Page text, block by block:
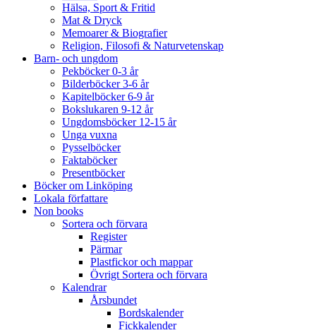
Hälsa, Sport & Fritid
Mat & Dryck
Memoarer & Biografier
Religion, Filosofi & Naturvetenskap
Barn- och ungdom
Pekböcker 0-3 år
Bilderböcker 3-6 år
Kapitelböcker 6-9 år
Bokslukaren 9-12 år
Ungdomsböcker 12-15 år
Unga vuxna
Pysselböcker
Faktaböcker
Presentböcker
Böcker om Linköping
Lokala författare
Non books
Sortera och förvara
Register
Pärmar
Plastfickor och mappar
Övrigt Sortera och förvara
Kalendrar
Årsbundet
Bordskalender
Fickkalender